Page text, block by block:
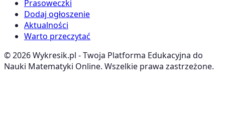
Prasoweczki
Dodaj ogłoszenie
Aktualności
Warto przeczytać
©2026Wykresik.pl - Twoja Platforma Edukacyjna do
Nauki Matematyki Online. Wszelkie prawa zastrzeżone.